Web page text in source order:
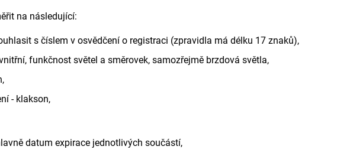
na následující:
s číslem v osvědčení o registraci (zpravidla má délku 17 znaků),
funkčnost světel a směrovek, samozřejmě brzdová světla,
- klakson,
datum expirace jednotlivých součástí,